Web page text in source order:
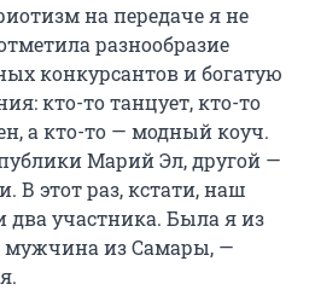
на передаче я не
разнообразие
конкурсантов и богатую
кто-то танцует, кто-то
а кто-то — модный коуч.
Марий Эл, другой —
В этот раз, кстати, наш
два участника. Была я из
мужчина из Самары, —